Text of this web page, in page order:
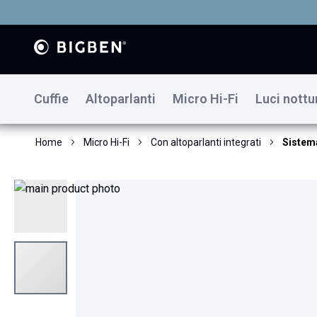
Cuffie Altoparlanti Micro Hi-Fi Luci
Home Micro Hi-Fi Con altoparlanti integrati
Vai
della
immagini